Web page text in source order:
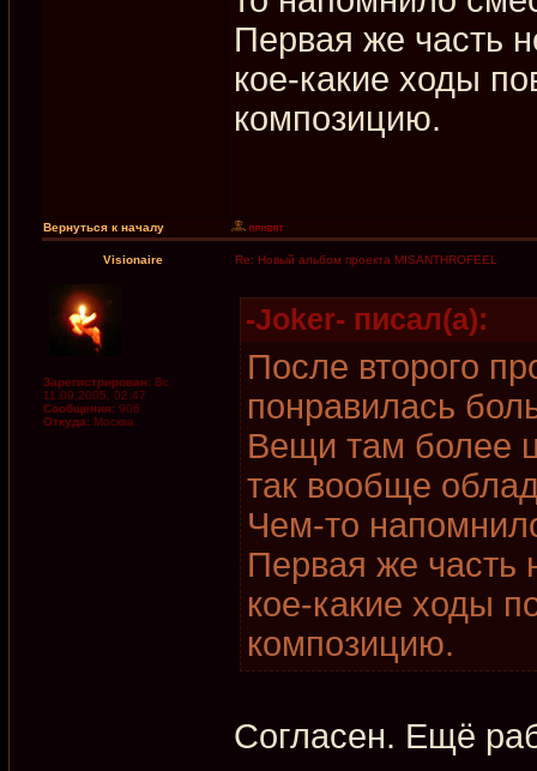
Первая же часть
кое-какие ходы
композицию.
Вернуться к началу
Visionaire Re: Новый альбом проекта MISANTHROFEEL
Зарегистрирован: Вс
11.09.2005, 02:47
Сообщения: 906
Откуда: Москва
-Joker- писал(а):
После второго
понравилась
Вещи там более
так вообще
Чем-то
Первая же часть
кое-какие ходы
композицию.
Согласен. Ещё